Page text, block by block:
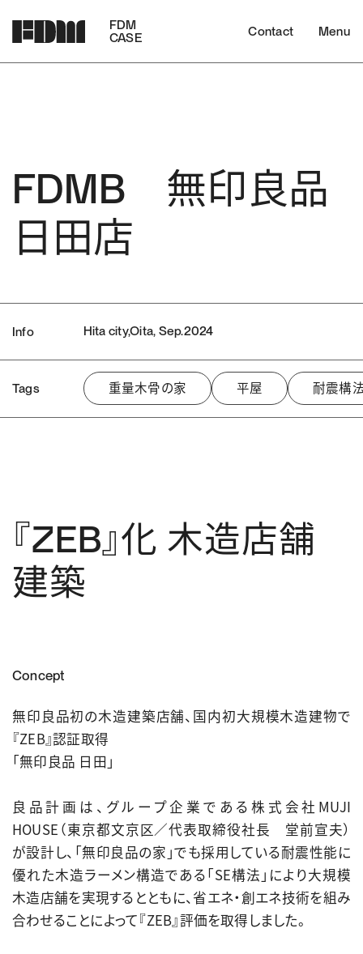
FDM
CASE
Contact Menu
FDMB 無印良品
日田店
Info Hita city,Oita, Sep.2024
Tags 重量木骨の家 平屋 耐震構
『ZEB』化 木造店舗
建築
Concept
無印良品初の木造建築店舗、国内初大規模木造建物で
『ZEB』認証取得
「無印良品 日田」
良品計画は、グループ企業である株式会社MUJI
HOUSE（東京都文京区／代表取締役社長 堂前宣夫）
が設計し、「無印良品の家」でも採用している耐震性能に
優れた木造ラーメン構造である「SE構法」により大規模
木造店舗を実現するとともに、省エネ・創エネ技術を組み
合わせることによって『ZEB』評価を取得しました。